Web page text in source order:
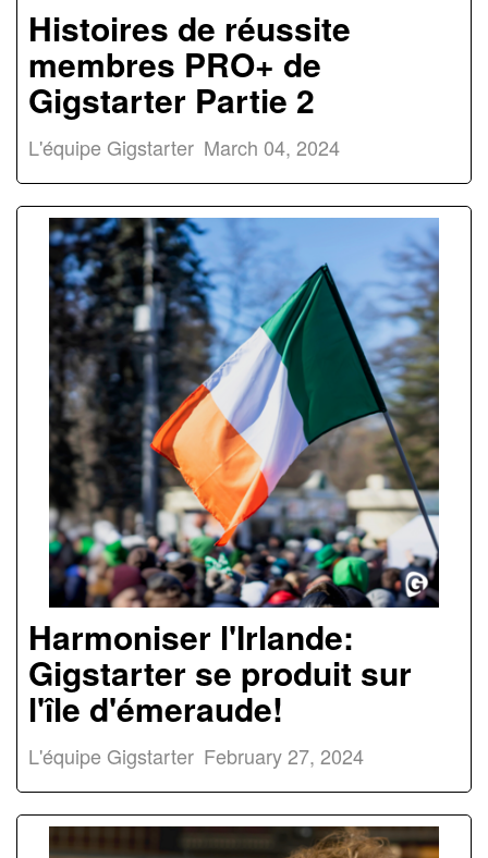
Histoires de réussite
membres PRO+ de
Gigstarter Partie 2
L'équipe Gigstarter March 04, 2024
Harmoniser l'Irlande:
Gigstarter se produit sur
l'île d'émeraude!
L'équipe Gigstarter February 27, 2024